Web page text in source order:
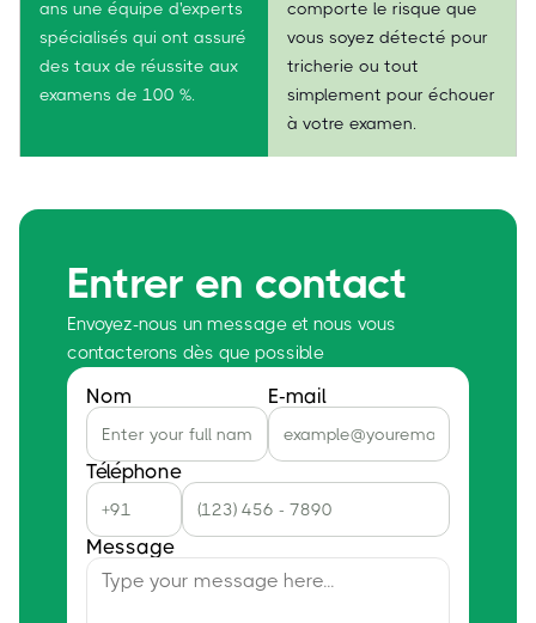
ans une équipe d'experts
spécialisés qui ont assuré
des taux de réussite aux
examens de 100 %.
comporte le risque que
vous soyez détecté pour
tricherie ou tout
simplement pour échouer
à votre examen.
Entrer en contact
Envoyez-nous un message et nous vous
contacterons dès que possible
Nom E-mail
Téléphone
Message